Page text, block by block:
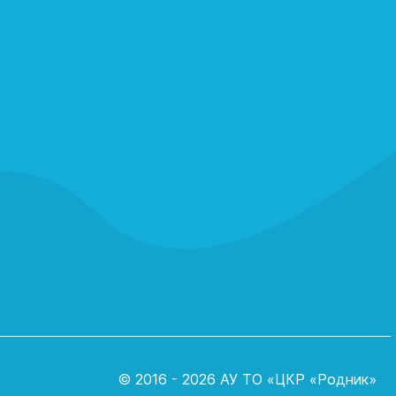
© 2016 - 2026 АУ ТО «ЦКР «Родник»